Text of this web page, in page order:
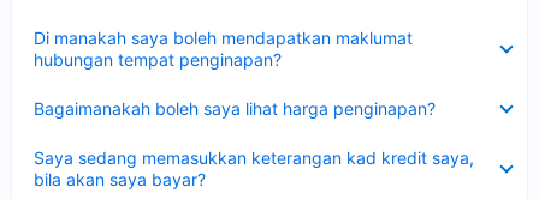
Di manakah saya boleh mendapatkan maklumat
hubungan tempat penginapan?
Bagaimanakah boleh saya lihat harga penginapan?
Saya sedang memasukkan keterangan kad kredit saya,
bila akan saya bayar?